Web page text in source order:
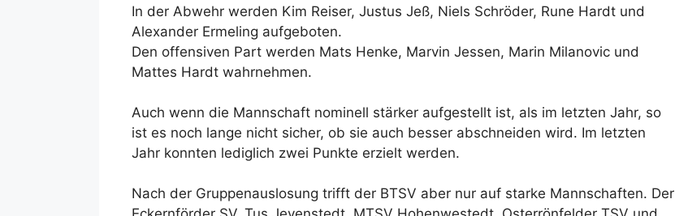
In der Abwehr werden Kim Reiser, Justus Jeß, Niels Schröder, Rune Hardt und
Alexander Ermeling aufgeboten.
Den offensiven Part werden Mats Henke, Marvin Jessen, Marin Milanovic und
Mattes Hardt wahrnehmen.
Auch wenn die Mannschaft nominell stärker aufgestellt ist, als im letzten Jahr, so
ist es noch lange nicht sicher, ob sie auch besser abschneiden wird. Im letzten
Jahr konnten lediglich zwei Punkte erzielt werden.
Nach der Gruppenauslosung trifft der BTSV aber nur auf starke Mannschaften. Der